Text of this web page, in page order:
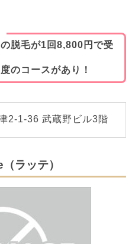
脱毛が1回8,800円で受
のコースがあり！
2-1-36 武蔵野ビル3階
ラッテ）